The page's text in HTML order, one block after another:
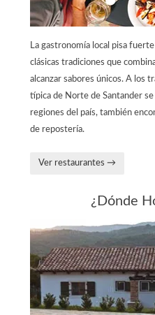
La gastronomía local pisa
clásicas tradiciones que
alcanzar sabores únicos. A los
típica de Norte de Santander
regiones del país, también
de repostería.
Ver restaurantes →
¿Dónde